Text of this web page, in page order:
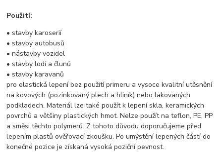
Použití:
• stavby karoserií
• stavby autobusů
• nástavby vozidel
• stavby lodí a člunů
• stavby karavanů
pro elastická lepení bez použití primeru a vysoce kvalitní utěsnění
na kovových (pozinkovaný plech a hliník) nebo lakovaných
podkladech. Materiál lze také použít k lepení skla, keramických
povrchů a většiny plastických hmot. Nelze použít na teflon, PE, PP
a směsi těchto polymerů. Z tohoto důvodu doporučujeme před
lepením plastů ověřovací zkoušku. Po umýstění lepených částí do
konečné pozice je získaná vysoká poziční pevnost.